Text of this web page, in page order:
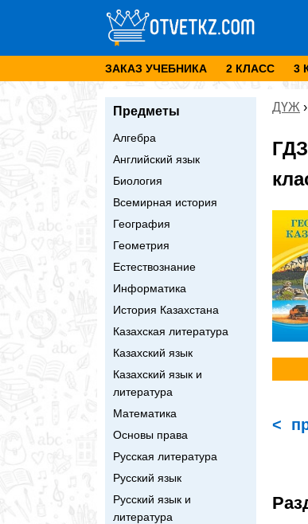
ЗАКАЗ УЧЕБНИКА 2 КЛАСС 3
Предметы
Алгебра
Английский язык
Биология
Всемирная история
География
Геометрия
Естествознание
Информатика
История Казахстана
Казахская литература
Казахский язык
Казахский язык и
литература
Математика
Основы права
Русская литература
Русский язык
Русский язык и
литература
ДҮЖ ›
<